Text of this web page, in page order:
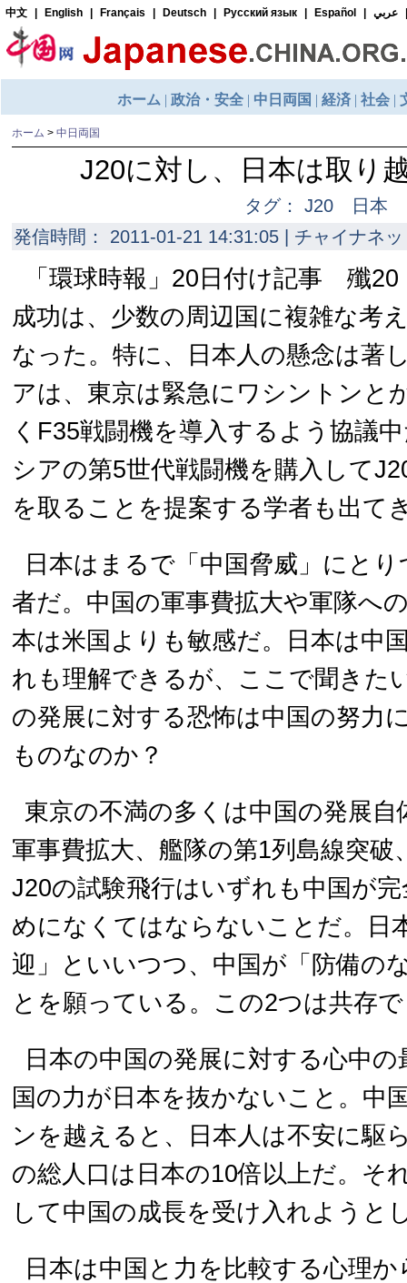
ホーム > 中日両国
J20に対し、日本は取り
タグ： J20 日本
発信時間： 2011-01-21 14:31:05 | チャイナネ
「環球時報」20日付け記事 殲
成功は、少数の周辺国に複雑な考
なった。特に、日本人の懸念は著
アは、東京は緊急にワシントンと
くF35戦闘機を導入するよう協議
シアの第5世代戦闘機を購入して
を取ることを提案する学者も出て
日本はまるで「中国脅威」にと
者だ。中国の軍事費拡大や軍隊へ
本は米国よりも敏感だ。日本は中
れも理解できるが、ここで聞きた
の発展に対する恐怖は中国の努力
ものなのか？
東京の不満の多くは中国の発展
軍事費拡大、艦隊の第1列島線突破
J20の試験飛行はいずれも中国が
めになくてはならないことだ。日
迎」といいつつ、中国が「防備の
とを願っている。この2つは共存
日本の中国の発展に対する心中
国の力が日本を抜かないこと。中
ンを越えると、日本人は不安に駆
の総人口は日本の10倍以上だ。そ
して中国の成長を受け入れようと
日本は中国と力を比較する心理